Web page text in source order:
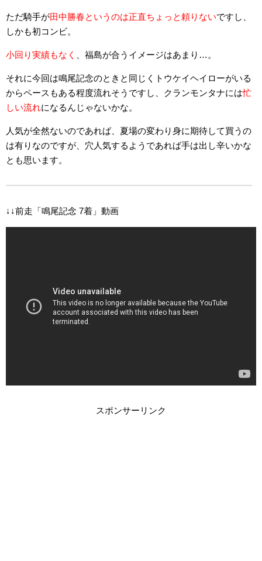
ただ騎手が田中勝春というのは正直ちょっと頼りないですし、
しかも初コンビ。
小回り実績もなく 、福島が合うイメージはあまり…。
それに今回は鳴尾記念のときと同じくトウケイヘイローがいる
からペースもある程度流れそうですし、クランモンタナには忙
しい流れになるんじゃないかな。
人気が全然ないのであれば、夏場の変わり身に期待して買うの
は有りなのですが、穴人気するようであれば手は出し辛いかな
とも思います。
↓↓前走「鳴尾記念 7着」動画
スポンサーリンク